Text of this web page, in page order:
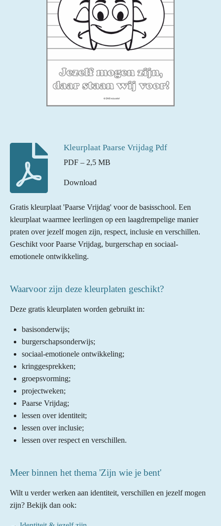
Kleurplaat Paarse Vrijdag Pdf
PDF – 2,5 MB
Download
Gratis kleurplaat 'Paarse Vrijdag' voor de basisschool. Een
kleurplaat waarmee leerlingen op een laagdrempelige manier
praten over jezelf mogen zijn, respect, inclusie en verschillen.
Geschikt voor Paarse Vrijdag, burgerschap en sociaal-
emotionele ontwikkeling.
Waarvoor zijn deze kleurplaten geschikt?
Deze gratis kleurplaten worden gebruikt in:
basisonderwijs;
burgerschapsonderwijs;
sociaal-emotionele ontwikkeling;
kringgesprekken;
groepsvorming;
projectweken;
Paarse Vrijdag;
lessen over identiteit;
lessen over inclusie;
lessen over respect en verschillen.
Meer binnen het thema 'Zijn wie je bent'
Wilt u verder werken aan identiteit, verschillen en jezelf mogen
zijn? Bekijk dan ook: